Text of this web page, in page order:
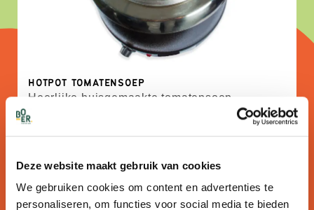
Deze website maakt gebruik van cookies
We gebruiken cookies om content en advertenties te
personaliseren, om functies voor social media te bieden
HOTPOT TOMATENSOEP
Heerlijke huisgemaakte tomatensoep